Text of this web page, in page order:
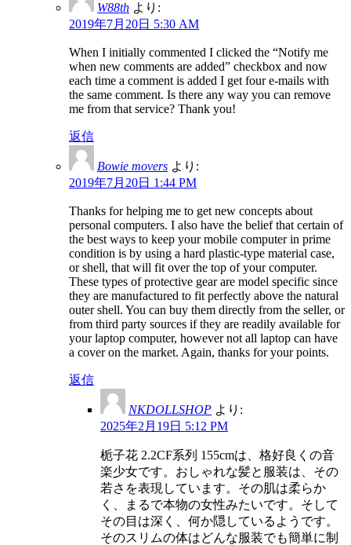
W88th より:
2019年7月20日 5:30 AM
When I initially commented I clicked the “Notify me
when new comments are added” checkbox and now
each time a comment is added I get four e-mails with
the same comment. Is there any way you can remove
me from that service? Thank you!
返信
Bowie movers より:
2019年7月20日 1:44 PM
Thanks for helping me to get new concepts about
personal computers. I also have the belief that certain of
the best ways to keep your mobile computer in prime
condition is by using a hard plastic-type material case,
or shell, that will fit over the top of your computer.
These types of protective gear are model specific since
they are manufactured to fit perfectly above the natural
outer shell. You can buy them directly from the seller, or
from third party sources if they are readily available for
your laptop computer, however not all laptop can have
a cover on the market. Again, thanks for your points.
返信
NKDOLLSHOP より:
2025年2月19日 5:12 PM
栀子花 2.2CF系列 155cmは、格好良くの音
楽少女です。おしゃれな髪と服装は、その
若さを表現しています。その肌は柔らか
く、まるで本物の女性みたいです。そして
その目は深く、何か隠しているようです。
そのスリムの体はどんな服装でも簡単に制